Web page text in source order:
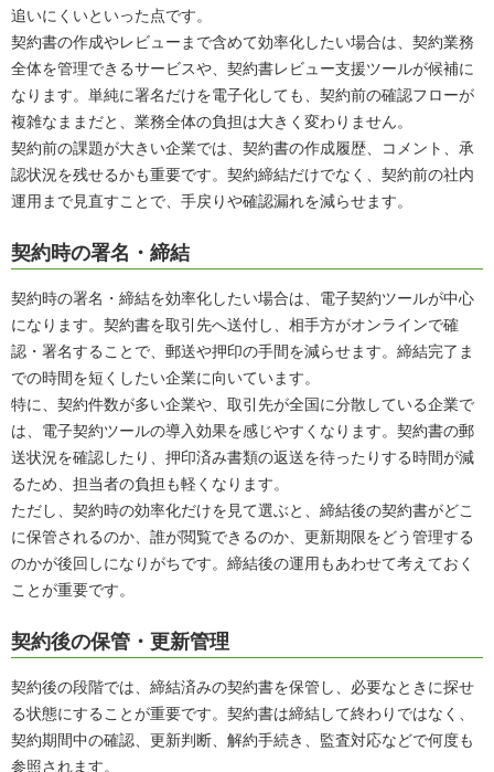
追いにくいといった点です。
契約書の作成やレビューまで含めて効率化したい場合は、契約業務
全体を管理できるサービスや、契約書レビュー支援ツールが候補に
なります。単純に署名だけを電子化しても、契約前の確認フローが
複雑なままだと、業務全体の負担は大きく変わりません。
契約前の課題が大きい企業では、契約書の作成履歴、コメント、承
認状況を残せるかも重要です。契約締結だけでなく、契約前の社内
運用まで見直すことで、手戻りや確認漏れを減らせます。
契約時の署名・締結
契約時の署名・締結を効率化したい場合は、電子契約ツールが中心
になります。契約書を取引先へ送付し、相手方がオンラインで確
認・署名することで、郵送や押印の手間を減らせます。締結完了ま
での時間を短くしたい企業に向いています。
特に、契約件数が多い企業や、取引先が全国に分散している企業で
は、電子契約ツールの導入効果を感じやすくなります。契約書の郵
送状況を確認したり、押印済み書類の返送を待ったりする時間が減
るため、担当者の負担も軽くなります。
ただし、契約時の効率化だけを見て選ぶと、締結後の契約書がどこ
に保管されるのか、誰が閲覧できるのか、更新期限をどう管理する
のかが後回しになりがちです。締結後の運用もあわせて考えておく
ことが重要です。
契約後の保管・更新管理
契約後の段階では、締結済みの契約書を保管し、必要なときに探せ
る状態にすることが重要です。契約書は締結して終わりではなく、
契約期間中の確認、更新判断、解約手続き、監査対応などで何度も
参照されます。